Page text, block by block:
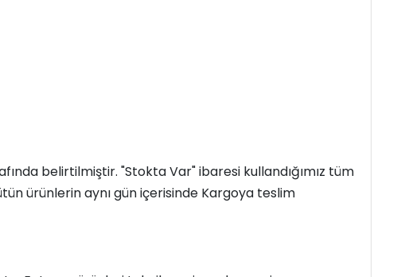
belirtilmiştir. "Stokta Var" ibaresi kullandığımız tüm
ürünlerin aynı gün içerisinde Kargoya teslim